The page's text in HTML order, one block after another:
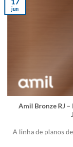
Amil Bronze RJ –
A linha de planos
jun